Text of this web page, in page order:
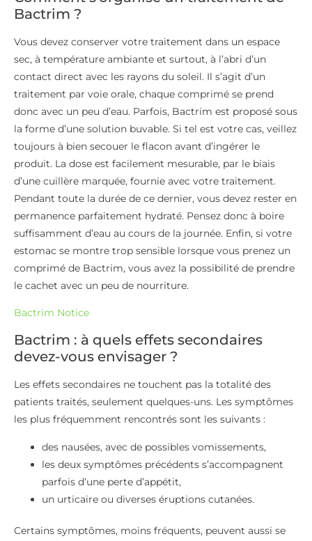
Bactrim ?
Vous devez conserver votre traitement dans un espace
sec, à température ambiante et surtout, à l’abri d’un
contact direct avec les rayons du soleil. Il s’agit d’un
traitement par voie orale, chaque comprimé se prend
donc avec un peu d’eau. Parfois, Bactrim est proposé sous
la forme d’une solution buvable. Si tel est votre cas, veillez
toujours à bien secouer le flacon avant d’ingérer le
produit. La dose est facilement mesurable, par le biais
d’une cuillère marquée, fournie avec votre traitement.
Pendant toute la durée de ce dernier, vous devez rester en
permanence parfaitement hydraté. Pensez donc à boire
suffisamment d’eau au cours de la journée. Enfin, si votre
estomac se montre trop sensible lorsque vous prenez un
comprimé de Bactrim, vous avez la possibilité de prendre
le cachet avec un peu de nourriture.
Bactrim Notice
Bactrim : à quels effets secondaires
devez-vous envisager ?
Les effets secondaires ne touchent pas la totalité des
patients traités, seulement quelques-uns. Les symptômes
les plus fréquemment rencontrés sont les suivants :
des nausées, avec de possibles vomissements,
les deux symptômes précédents s’accompagnent
parfois d’une perte d’appétit,
un urticaire ou diverses éruptions cutanées.
Certains symptômes, moins fréquents, peuvent aussi se